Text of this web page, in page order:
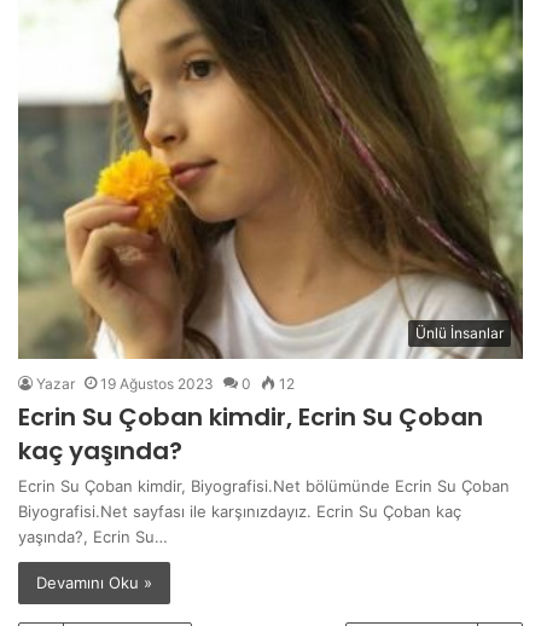
Ünlü İnsanlar
Yazar 19 Ağustos 2023 0 12
Ecrin Su Çoban kimdir, Ecrin Su Çoban
kaç yaşında?
Ecrin Su Çoban kimdir, Biyografisi.Net bölümünde Ecrin Su Çoban
Biyografisi.Net sayfası ile karşınızdayız. Ecrin Su Çoban kaç
yaşında?, Ecrin Su…
Devamını Oku »